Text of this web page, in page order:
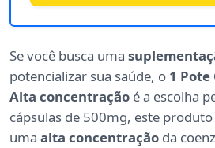
Se você busca uma
potencializar sua saúde, o 1 Pote
Alta concentração é a escolha
cápsulas de 500mg, este
uma alta concentração da